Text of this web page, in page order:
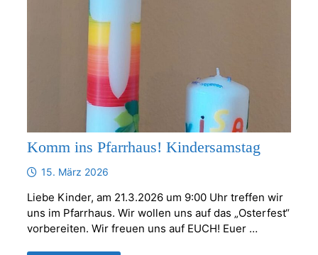
Komm ins Pfarrhaus! Kindersamstag
15. März 2026
Liebe Kinder, am 21.3.2026 um 9:00 Uhr treffen wir
uns im Pfarrhaus. Wir wollen uns auf das „Osterfest“
vorbereiten. Wir freuen uns auf EUCH! Euer …